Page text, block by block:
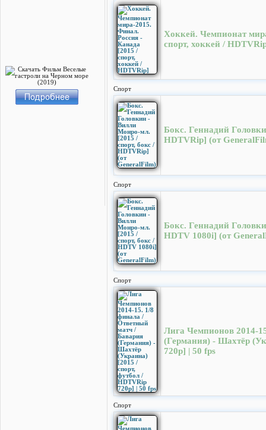
Хоккей. Чемпионат
спорт, хоккей /
Спорт
Бокс. Геннадий
HDTVRip] (от
Спорт
Бокс. Геннадий
HDTV 1080i] (от
Спорт
Лига Чемпионов 2014-
(Германия) - Шахтёр
720p] | 50 fps
Спорт